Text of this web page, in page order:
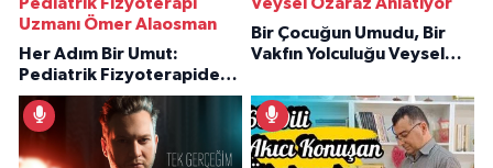
Uzmanı Ömer Alaosman
Her Adım Bir Umut:
Pediatrik Fizyoterapiden
İlham Veren Hikâyeler
Bir Çocuğun Umudu, Bir
Vakfın Yolculuğu Veysel